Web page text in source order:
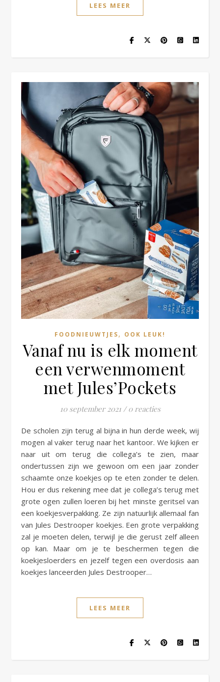
LEES MEER
FOODNIEUWTJES, OOK LEUK!
Vanaf nu is elk moment
een verwenmoment
met Jules’Pockets
10 september 2021 / 0 reacties
De scholen zijn terug al bijna in hun derde week, wij
mogen al vaker terug naar het kantoor. We kijken er
naar uit om terug die collega’s te zien, maar
ondertussen zijn we gewoon om een jaar zonder
schaamte onze koekjes op te eten zonder te delen.
Hou er dus rekening mee dat je collega’s terug met
grote ogen zullen loeren bij het minste geritsel van
een koekjesverpakking. Ze zijn natuurlijk allemaal fan
van Jules Destrooper koekjes. Een grote verpakking
zal je moeten delen, terwijl je die gerust zelf alleen
op kan. Maar om je te beschermen tegen die
koekjesloerders en jezelf tegen een overdosis aan
koekjes lanceerden Jules Destrooper…
LEES MEER